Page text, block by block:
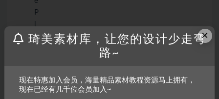
P
u
谷
歌
×
琦美素材库，让您的设计少走弯
路~
现在特惠加入会员，海量精品素材教程资源马上拥有，
现在已经有几千位会员加入~